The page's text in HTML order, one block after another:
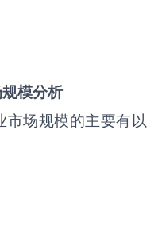
模分析
市场规模的主要有以